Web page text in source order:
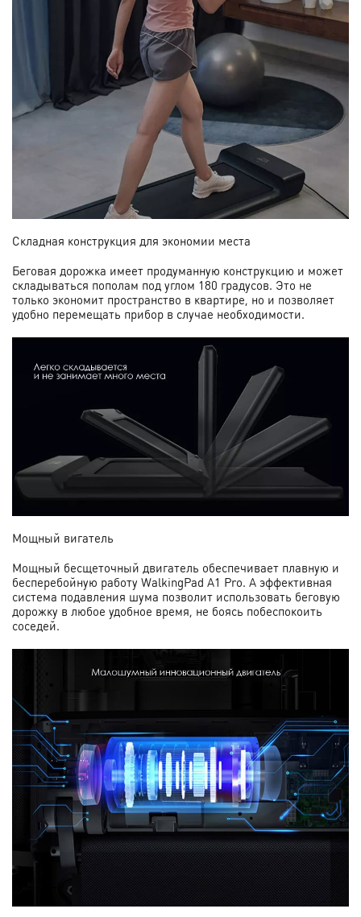
Складная конструкция для экономии места
Беговая дорожка имеет продуманную конструкцию и может
складываться пополам под углом 180 градусов. Это не
только экономит пространство в квартире, но и позволяет
удобно перемещать прибор в случае необходимости.
Мощный вигатель
Мощный бесщеточный двигатель обеспечивает плавную и
бесперебойную работу WalkingPad A1 Pro. А эффективная
система подавления шума позволит использовать беговую
дорожку в любое удобное время, не боясь побеспокоить
соседей.